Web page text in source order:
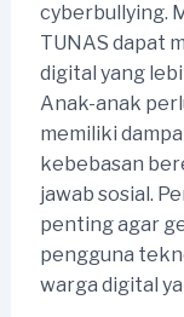
cyberbullying.
TUNAS dapat
digital yang
Anak-anak
memiliki
kebebasan
jawab sosial.
penting agar
pengguna
warga digital